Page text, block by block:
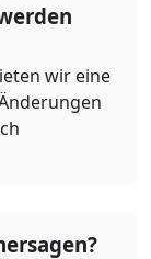
wir eine